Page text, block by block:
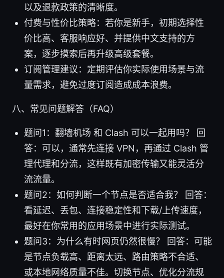
以及退款政策的清晰度。
付费与性价比策略：若你是新手，初期选择性
价比高、客服响应好、并提供中文支持的方
案，逐步摸索后再升级高级套餐。
订阅管理建议：定期评估你实际使用场景与流
量需求，避免过度订阅造成成本浪费。
八、常见问题解答（FAQ）
题问1：翻墙机场 和 Clash 可以一起用吗？ 回
答：可以，通常先连接 VPN，再通过 Clash 管
理代理和分流，这样既有加密传输又能灵活分
流流量。
题问2：如何判断一个节点是否适合我？ 回答：
看延迟、丢包、连接稳定性和下载/上传速度，
最好在你常用的应用场景中进行实际测试。
题问3：为什么有时网页仍然很慢？ 回答：可能
是节点负载高、距离太远、路由策略不合适、
或本地网络质量不佳。切换节点、优化分流规